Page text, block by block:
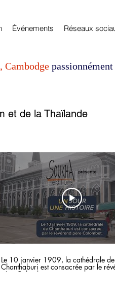
Événements Réseaux
Cambodge passionnément
et de la Thaïlande
Le 10 janvier 1909, la cathédrale de
Chanthaburi est consacrée par le
père Colombet.